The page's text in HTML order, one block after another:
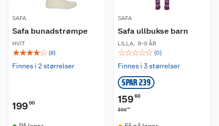
SAFA
Safa bunadstrømpe
HVIT
☆☆☆☆☆ (8)
Finnes i 2 størrelser
19900
SAFA
Safa ullbukse barn
LILLA, 8-9 ÅR
☆☆☆☆☆ (0)
Finnes i 3 størrelser
SPAR 239
15960
39900